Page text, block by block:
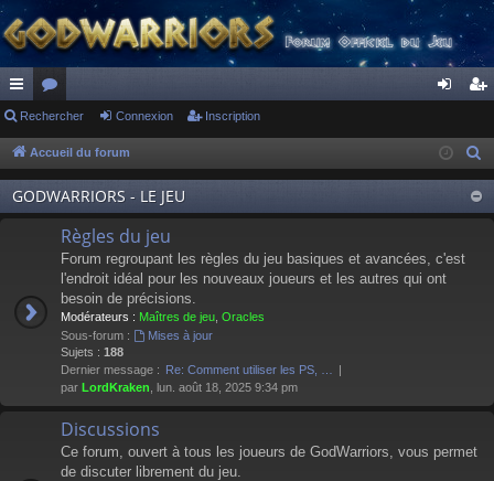
ac
co
ur
ci
or
u
m
s
ne
xi
on
cri
pti
on
Rechercher Connexion Inscription
Accueil du forum
GODWARRIORS - LE JEU
Règles du jeu
Forum regroupant les règles du jeu basiques et avancées, c'est
l'endroit idéal pour les nouveaux joueurs et les autres qui ont
besoin de précisions.
Modérateurs : Maîtres de jeu Oracles
Sous-forum :
Mises à jour
Sujets : 188
Dernier message : Re: Comment utiliser les PS, …
par LordKraken , lun. août 18, 2025 9:34 pm
Discussions
Ce forum, ouvert à tous les joueurs de GodWarriors, vous permet
de discuter librement du jeu.